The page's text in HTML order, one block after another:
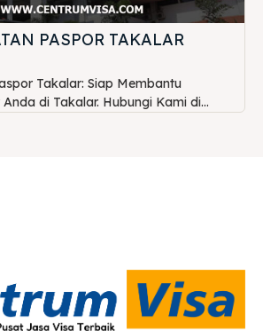
PASPOR TAKALAR
Takalar: Siap Membantu
di Takalar. Hubungi Kami di...